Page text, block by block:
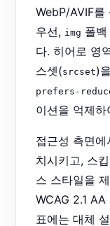
WebP/AVIF를
우선, img 폴
다. 히어로 영
스셋(srcset)
prefers-
이션을 억제
접근성 측면
치시키고, 스
스 스타일을
WCAG 2.1
표에는 대체